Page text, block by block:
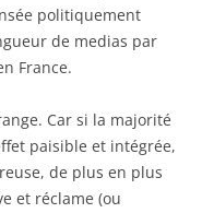
politiquement
de medias par
France.
Car si la majorité
paisible et intégrée,
de plus en plus
et réclame (ou